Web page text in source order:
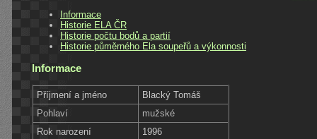
Informace
Historie ELA ČR
Historie počtu bodů a partií
Historie půměrného Ela soupeřů a výkonnosti
Informace
Příjmení a jméno
Blacký Tomáš
Pohlaví
mužské
Rok narození
1996